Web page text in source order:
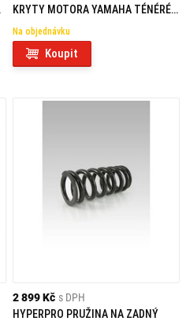
KRYTY MOTORA YAMAHA TÉNÉRÉ
Na objednávku
Koupit
2 899 Kč s DPH
HYPERPRO PRUŽINA NA ZADNÝ